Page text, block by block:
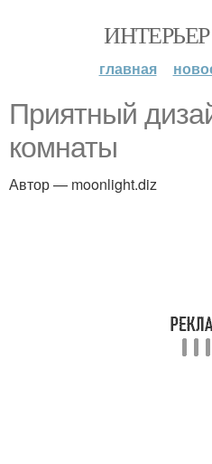
главная
Приятный
комнаты
Автор — moonlight.diz